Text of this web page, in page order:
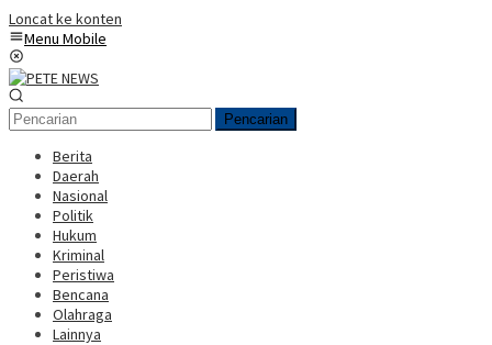
Loncat ke konten
Menu Mobile
Pencarian
Berita
Daerah
Nasional
Politik
Hukum
Kriminal
Peristiwa
Bencana
Olahraga
Lainnya